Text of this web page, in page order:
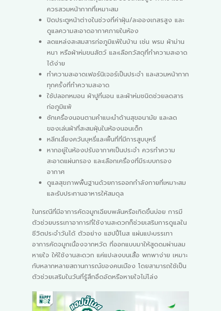
ควรสวมหน้ากากที่เหมาะสม
ปิดประตูหน้าต่างในช่วงที่ค่าฝุ่น/ละอองเกสรสูง และ
ดูแลความสะอาดอากาศภายในห้อง
ลดแหล่งสะสมสารก่อภูมิแพ้ในบ้าน เช่น พรม ผ้าม่าน
หนา หรือผ้าห่มขนสัตว์ และเลือกวัสดุที่ทำความสะอาด
ได้ง่าย
ทำความสะอาดเฟอร์นิเจอร์เป็นประจำ และสวมหน้ากาก
ทุกครั้งที่ทำความสะอาด
ใช้ปลอกหมอน ผ้าปูที่นอน และผ้าห่มชนิดช่วยลดสาร
ก่อภูมิแพ้
ซักเครื่องนอนตามคำแนะนำด้านสุขอนามัย และลด
ของเล่นผ้าที่สะสมฝุ่นในห้องนอนเด็ก
หลีกเลี่ยงควันบุหรี่และพื้นที่ที่มีการสูบบุหรี่
หากอยู่ในห้องปรับอากาศเป็นประจำ ควรทำความ
สะอาดแผ่นกรอง และเลือกเครื่องที่มีระบบกรอง
อากาศ
ดูแลสุขภาพพื้นฐานด้วยการออกกำลังกายที่เหมาะสม
และรับประทานอาหารให้สมดุล
ในกรณีที่มีอาการคัดจมูกเฉียบพลันหรือเกิดขึ้นบ่อย การมี
ตัวช่วยบรรเทาอาการที่ใช้งานสะดวกก็ช่วยเสริมการดูแลใน
ชีวิตประจำวันได้ ตัวอย่าง แฮปปี้โนส แผ่นแปะบรรเทา
อาการคัดจมูกเนื่องจากหวัด ที่ออกแบบมาให้สูดดมผ่านลม
หายใจ ให้ใช้งานสะดวก แค่แปะลงบนเสื้อ พกพาง่าย เหมาะ
กับหลากหลายสถานการณ์ของคนเมือง โดยสามารถใช้เป็น
ตัวช่วยเสริมในวันที่รู้สึกอึดอัดหรือหายใจไม่โล่ง